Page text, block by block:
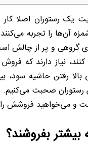
یک رستوران اصلا
آن‌ها را تجربه
نیاز دارند که
بالا رفتن حاشیه
رستوران صحبت
و می‌خواهید فروشش را
بیشتر بفروشند؟